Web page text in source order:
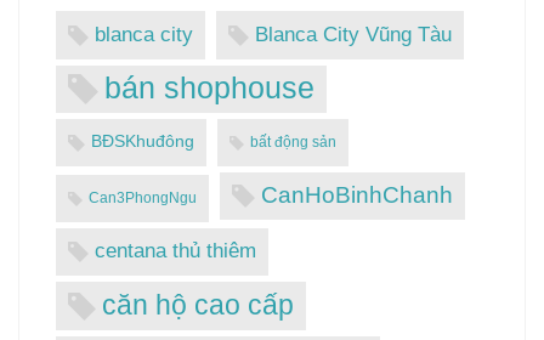
blanca city Blanca City Vũng Tàu
bán shophouse
BĐSKhuđông bất động sản
Can3PhongNgu CanHoBinhChanh
centana thủ thiêm
căn hộ cao cấp